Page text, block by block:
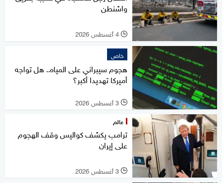
واشنطن
l 4 أغسطس 2026
خاص
هجوم سيبراني على المياه.. هل تواجه
أميركا تهديدا أكبر؟
l 3 أغسطس 2026
عالم
ترامب يكشف كواليس وقف الهجوم
على إيران
l 3 أغسطس 2026